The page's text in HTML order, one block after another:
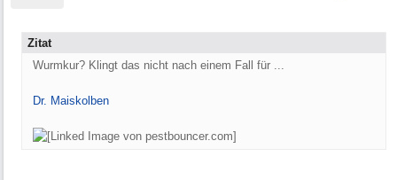
Zitat
Wurmkur? Klingt das nicht nach einem Fall für ...
Dr. Maiskolben